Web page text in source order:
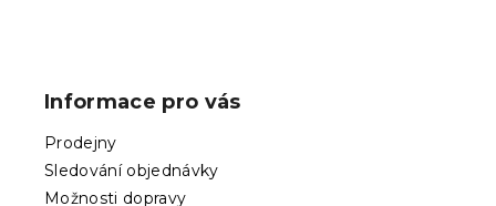
Informace pro vás
Prodejny
Sledování objednávky
Možnosti dopravy